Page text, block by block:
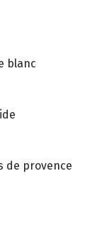
blanc
de provence